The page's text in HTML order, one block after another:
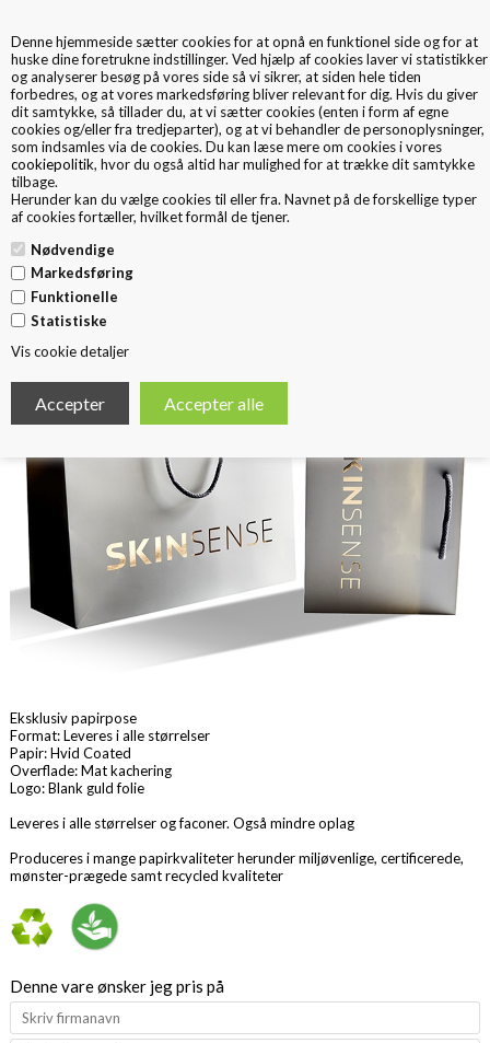
Denne hjemmeside sætter cookies for at opnå en funktionel side og for at
huske dine foretrukne indstillinger. Ved hjælp af cookies laver vi statistikker
og analyserer besøg på vores side så vi sikrer, at siden hele tiden
forbedres, og at vores markedsføring bliver relevant for dig. Hvis du giver
dit samtykke, så tillader du, at vi sætter cookies (enten i form af egne
cookies og/eller fra tredjeparter), og at vi behandler de personoplysninger,
som indsamles via de cookies. Du kan læse mere om cookies i vores
cookiepolitik, hvor du også altid har mulighed for at trække dit samtykke
tilbage.
Herunder kan du vælge cookies til eller fra. Navnet på de forskellige typer
af cookies fortæller, hvilket formål de tjener.
Nødvendige
Markedsføring
Funktionelle
Statistiske
Vis cookie detaljer
0
< Tilbage
Eksklusiv papirspose Guld folie
Eksklusiv papirpose
Format: Leveres i alle størrelser
Papir: Hvid Coated
Overflade: Mat kachering
Logo: Blank guld folie
Leveres i alle størrelser og faconer. Også mindre oplag
Produceres i mange papirkvaliteter herunder miljøvenlige, certificerede,
mønster-prægede samt recycled kvaliteter
Denne vare ønsker jeg pris på